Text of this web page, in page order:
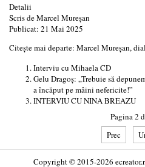
Detalii
Scris deMarcel Mureșan
Publicat: 21 Mai 2025
Citește mai departe: Marcel Mureșan,
Interviu cu Mihaela CD
Gelu Dragoș: „Trebuie să
a încăput pe mâini nefericite!”
INTERVIU CU NINA BREAZU
Pagina 2
Prec
Copyright © 2015-2026